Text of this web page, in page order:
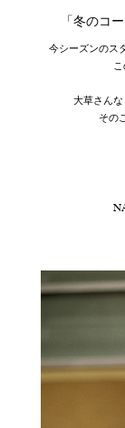
「冬のコ
今シーズンのス
大草さんな
その